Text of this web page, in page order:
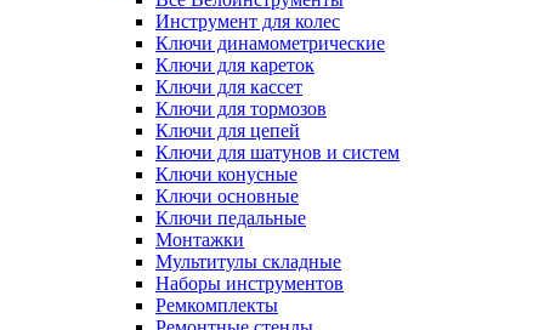
Инструмент для колес
Ключи динамометрические
Ключи для кареток
Ключи для кассет
Ключи для тормозов
Ключи для цепей
Ключи для шатунов и систем
Ключи конусные
Ключи основные
Ключи педальные
Монтажки
Мультитулы складные
Наборы инструментов
Ремкомплекты